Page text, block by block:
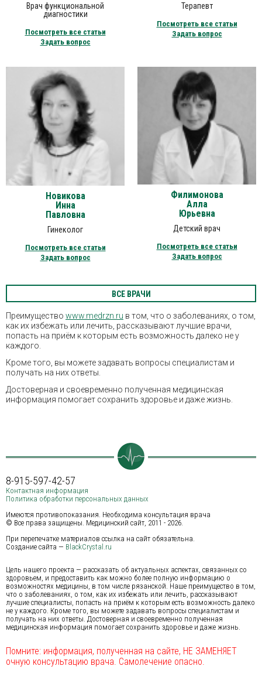
Врач функциональной
диагностики
Посмотреть все статьи
Задать вопрос
Терапевт
Посмотреть все статьи
Задать вопрос
Новикова
Инна
Павловна
Гинеколог
Посмотреть все статьи
Задать вопрос
Филимонова
Алла
Юрьевна
Детский врач
Посмотреть все статьи
Задать вопрос
ВСЕ ВРАЧИ
Преимущество www.medrzn.ru в том, что о заболеваниях, о том,
как их избежать или лечить, рассказывают лучшие врачи,
попасть на приём к которым есть возможность далеко не у
каждого.
Кроме того, вы можете задавать вопросы специалистам и
получать на них ответы.
Достоверная и своевременно полученная медицинская
информация помогает сохранить здоровье и даже жизнь.
8-915-597-42-57
Контактная информация
Политика обработки персональных данных
Имеются противопоказания. Необходима консультация врача
© Все права защищены. Медицинский сайт, 2011 - 2026.
При перепечатке материалов ссылка на сайт обязательна.
Создание сайта — BlackCrystal.ru
Цель нашего проекта — рассказать об актуальных аспектах, связанных со
здоровьем, и предоставить как можно более полную информацию о
возможностях медицины, в том числе рязанской. Наше преимущество в том,
что о заболеваниях, о том, как их избежать или лечить, рассказывают
лучшие специалисты, попасть на приём к которым есть возможность далеко
не у каждого. Кроме того, вы можете задавать вопросы специалистам и
получать на них ответы. Достоверная и своевременно полученная
медицинская информация помогает сохранить здоровье и даже жизнь.
Помните: информация, полученная на сайте, НЕ ЗАМЕНЯЕТ
очную консультацию врача. Самолечение опасно.